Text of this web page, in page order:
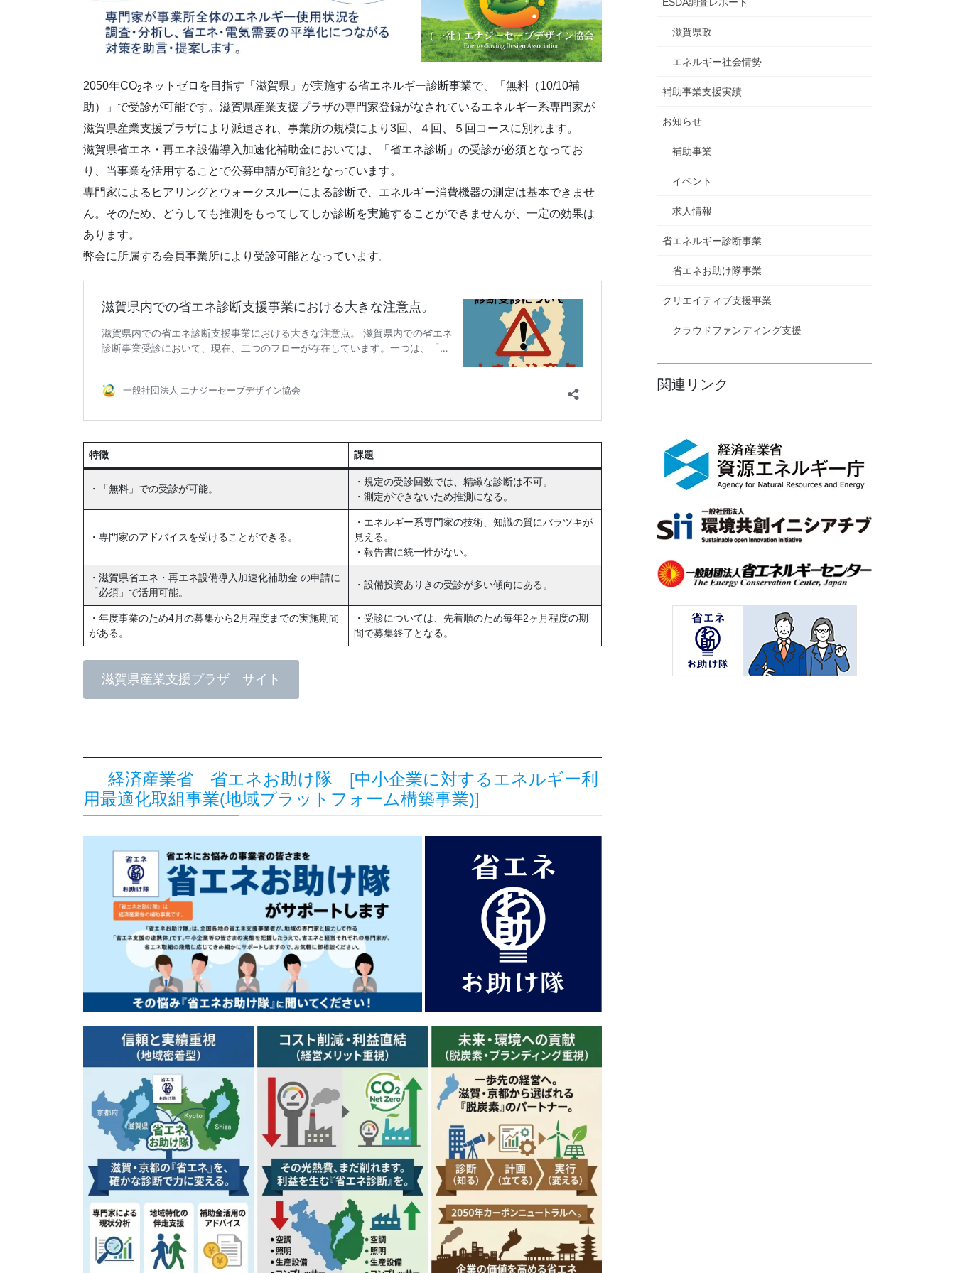
2050年CO2ネットゼロを目指す「滋賀県」が実施する省エネルギー診断事業で、「無料（10/10補
助）」で受診が可能です。滋賀県産業支援プラザの専門家登録がなされているエネルギー系専門家が
滋賀県産業支援プラザにより派遣され、事業所の規模により3回、４回、５回コースに別れます。
滋賀県省エネ・再エネ設備導入加速化補助金においては、「省エネ診断」の受診が必須となってお
り、当事業を活用することで公募申請が可能となっています。
専門家によるヒアリングとウォークスルーによる診断で、エネルギー消費機器の測定は基本できませ
ん。そのため、どうしても推測をもってしてしか診断を実施することができませんが、一定の効果は
あります。
弊会に所属する会員事業所により受診可能となっています。
特徴 課題
・「無料」での受診が可能。
・規定の受診回数では、精緻な診断は不可。
・測定ができないため推測になる。
・専門家のアドバイスを受けることができる。
・エネルギー系専門家の技術、知識の質にバラツキが
見える。
・報告書に統一性がない。
・滋賀県省エネ・再エネ設備導入加速化補助金 の申請に
「必須」で活用可能。
・設備投資ありきの受診が多い傾向にある。
・年度事業のため4月の募集から2月程度までの実施期間
がある。
・受診については、先着順のため毎年2ヶ月程度の期
間で募集終了となる。
滋賀県産業支援プラザ サイト
経済産業省 省エネお助け隊 [中小企業に対するエネルギー利
用最適化取組事業(地域プラットフォーム構築事業)]
滋賀県政
エネルギー社会情勢
補助事業支援実績
お知らせ
補助事業
イベント
求人情報
省エネルギー診断事業
省エネお助け隊事業
クリエイティブ支援事業
クラウドファンディング支援
関連リンク